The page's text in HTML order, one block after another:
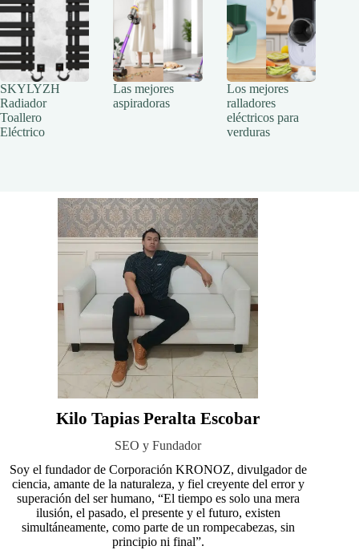
SKYLYZH
Radiador
Toallero
Eléctrico
Las mejores
aspiradoras
Los mejores
ralladores
eléctricos para
verduras
Kilo Tapias Peralta Escobar
SEO y Fundador
Soy el fundador de Corporación KRONOZ, divulgador de
ciencia, amante de la naturaleza, y fiel creyente del error y
superación del ser humano, “El tiempo es solo una mera
ilusión, el pasado, el presente y el futuro, existen
simultáneamente, como parte de un rompecabezas, sin
principio ni final”.